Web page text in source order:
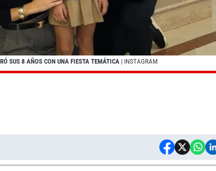
SUS 8 AÑOS CON UNA FIESTA TEMÁTICA | INSTAGRAM